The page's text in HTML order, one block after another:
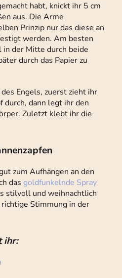
habt, knickt ihr 5 cm
aus. Die Arme
Prinzip nur das diese an
werden. Am besten
der Mitte durch beide
durch das Papier zu
Engels, zuerst zieht ihr
durch, dann legt ihr den
Zuletzt klebt ihr die
zum Aufhängen an den
das goldfunkelnde Spray
stilvoll und weihnachtlich
Stimmung in der
ihr: